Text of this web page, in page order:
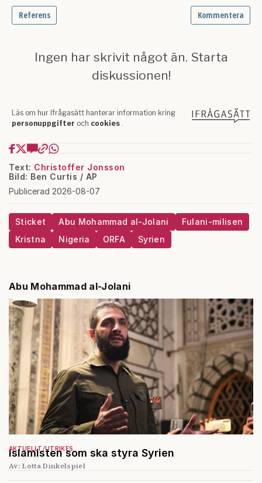
Text: Christoffer Jonsson
Bild: Ben Curtis / AP
Publicerad 2026-08-07
Sticket Abu Mohammad al-Jolani
Fulani-milisen
Kristna
Nigeria ORFA Syrien
Abu Mohammad al-Jolani
Islamisten som ska styra Syrien
AKTUELLT UTRIKES
Av: Lotta Dinkelspiel